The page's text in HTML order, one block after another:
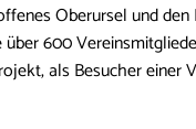
Oberursel und
600
als Besucher